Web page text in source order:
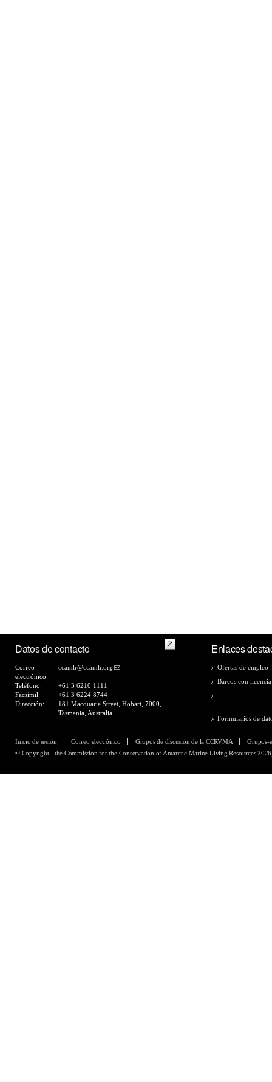
Datos de contacto
Correo
electrónico:
ccamlr@ccamlr.org
Teléfono:
+61 3 6210 1111
Facsímil:
+61 3 6224 8744
Dirección:
181 Macquarie Street, Hobart, 7000,
Tasmania, Australia
Enlaces
Ofertas de empleo
Barcos con
Formularios de
Inicio de sesión Correo electrónico Grupos de discusión de la CCRVMA
Grupos-
© Copyright - the Commission for the Conservation of Antarctic Marine Living Resources